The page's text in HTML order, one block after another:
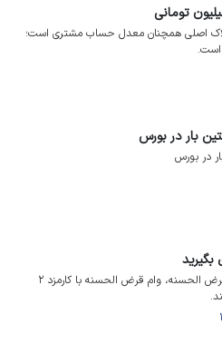
اصلی همچنان معدل حساب مشتری است؛
بار در بورس
در بورس
گیرنده اوراق می‌تواند با استفاده از این اوراق قرض الحسنه، وام قرض الحسنه با کارمزد ۲